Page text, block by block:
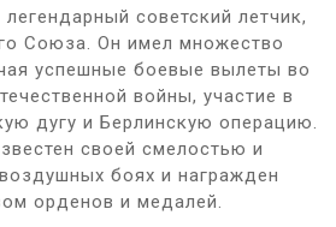
советский летчик,
Союза. Он имел множество
успешные боевые вылеты во
войны, участие в
дугу и Берлинскую операцию.
своей смелостью и
боях и награжден
орденов и медалей.